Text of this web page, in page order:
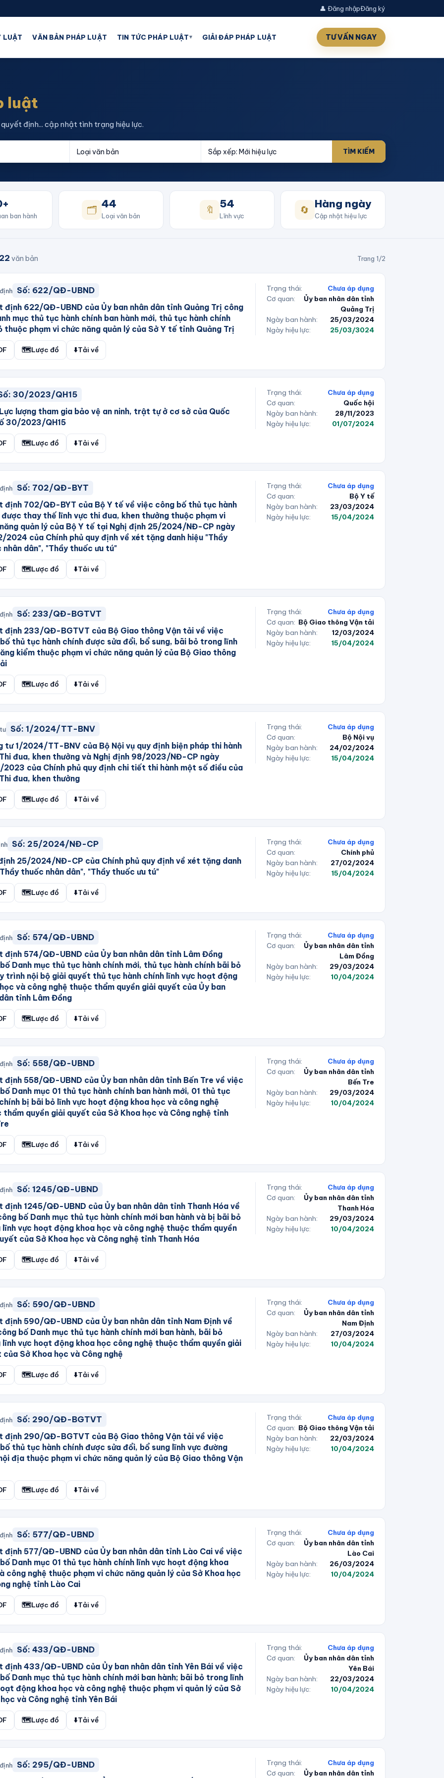
👤 Đăng nhậpĐăng ký
LUẬT VĂN BẢN PHÁP LUẬT TIN TỨC PHÁP LUẬT▾ GIẢI ĐÁP PHÁP LUẬT TƯ VẤN NGAY
luật
định... cập nhật tình trạng hiệu lực.
TÌM KIẾM
ban hành 🗂️ 44
Loại văn bản 🔖 54
Lĩnh vực 🔄 Hàng ngày
Cập nhật hiệu lực
22 văn bản Trang 1/2
Số: 622/QĐ-UBND
định 622/QĐ-UBND của Ủy ban nhân dân tỉnh Quảng Trị công
mục thủ tục hành chính ban hành mới, thủ tục hành chính
thuộc phạm vi chức năng quản lý của Sở Y tế tỉnh Quảng Trị
🗺️Lược đồ ⬇️Tải về
Trạng thái:
Chưa áp dụng
Cơ quan:
Ủy ban nhân dân tỉnh
Quảng Trị
Ngày ban hành:
25/03/2024
Ngày hiệu lực:
25/03/3024
30/2023/QH15
lượng tham gia bảo vệ an ninh, trật tự ở cơ sở của Quốc
30/2023/QH15
🗺️Lược đồ ⬇️Tải về
Trạng thái:
Chưa áp dụng
Cơ quan:
Quốc hội
Ngày ban hành:
28/11/2023
Ngày hiệu lực:
01/07/2024
Số: 702/QĐ-BYT
định 702/QĐ-BYT của Bộ Y tế về việc công bố thủ tục hành
được thay thế lĩnh vực thi đua, khen thưởng thuộc phạm vi
quản lý của Bộ Y tế tại Nghị định 25/2024/NĐ-CP ngày
2024 của Chính phủ quy định về xét tặng danh hiệu "Thầy
nhân dân", "Thầy thuốc ưu tú"
🗺️Lược đồ ⬇️Tải về
Trạng thái:
Chưa áp dụng
Cơ quan:
Bộ Y tế
Ngày ban hành:
23/03/2024
Ngày hiệu lực:
15/04/2024
Số: 233/QĐ-BGTVT
định 233/QĐ-BGTVT của Bộ Giao thông Vận tải về việc
thủ tục hành chính được sửa đổi, bổ sung, bãi bỏ trong lĩnh
kiểm thuộc phạm vi chức năng quản lý của Bộ Giao thông
🗺️Lược đồ ⬇️Tải về
Trạng thái:
Chưa áp dụng
Cơ quan: Bộ Giao thông Vận tải
Ngày ban hành:
12/03/2024
Ngày hiệu lực:
15/04/2024
Số: 1/2024/TT-BNV
tư 1/2024/TT-BNV của Bộ Nội vụ quy định biện pháp thi hành
đua, khen thưởng và Nghị định 98/2023/NĐ-CP ngày
2023 của Chính phủ quy định chi tiết thi hành một số điều của
đua, khen thưởng
🗺️Lược đồ ⬇️Tải về
Trạng thái:
Chưa áp dụng
Cơ quan:
Bộ Nội vụ
Ngày ban hành:
24/02/2024
Ngày hiệu lực:
15/04/2024
Số: 25/2024/NĐ-CP
25/2024/NĐ-CP của Chính phủ quy định về xét tặng danh
thuốc nhân dân", "Thầy thuốc ưu tú"
🗺️Lược đồ ⬇️Tải về
Trạng thái:
Chưa áp dụng
Cơ quan:
Chính phủ
Ngày ban hành:
27/02/2024
Ngày hiệu lực:
15/04/2024
Số: 574/QĐ-UBND
định 574/QĐ-UBND của Ủy ban nhân dân tỉnh Lâm Đồng
Danh mục thủ tục hành chính mới, thủ tục hành chính bãi bỏ
trình nội bộ giải quyết thủ tục hành chính lĩnh vực hoạt động
và công nghệ thuộc thẩm quyền giải quyết của Ủy ban
tỉnh Lâm Đồng
🗺️Lược đồ ⬇️Tải về
Trạng thái:
Chưa áp dụng
Cơ quan:
Ủy ban nhân dân tỉnh
Lâm Đồng
Ngày ban hành:
29/03/2024
Ngày hiệu lực:
10/04/2024
Số: 558/QĐ-UBND
định 558/QĐ-UBND của Ủy ban nhân dân tỉnh Bến Tre về việc
Danh mục 01 thủ tục hành chính ban hành mới, 01 thủ tục
bị bãi bỏ lĩnh vực hoạt động khoa học và công nghệ
thẩm quyền giải quyết của Sở Khoa học và Công nghệ tỉnh
🗺️Lược đồ ⬇️Tải về
Trạng thái:
Chưa áp dụng
Cơ quan:
Ủy ban nhân dân tỉnh
Bến Tre
Ngày ban hành:
29/03/2024
Ngày hiệu lực:
10/04/2024
Số: 1245/QĐ-UBND
định 1245/QĐ-UBND của Ủy ban nhân dân tỉnh Thanh Hóa về
bố Danh mục thủ tục hành chính mới ban hành và bị bãi bỏ
vực hoạt động khoa học và công nghệ thuộc thẩm quyền
của Sở Khoa học và Công nghệ tỉnh Thanh Hóa
🗺️Lược đồ ⬇️Tải về
Trạng thái:
Chưa áp dụng
Cơ quan:
Ủy ban nhân dân tỉnh
Thanh Hóa
Ngày ban hành:
29/03/2024
Ngày hiệu lực:
10/04/2024
Số: 590/QĐ-UBND
định 590/QĐ-UBND của Ủy ban nhân dân tỉnh Nam Định về
bố Danh mục thủ tục hành chính mới ban hành, bãi bỏ
vực hoạt động khoa học công nghệ thuộc thẩm quyền giải
của Sở Khoa học và Công nghệ
🗺️Lược đồ ⬇️Tải về
Trạng thái:
Chưa áp dụng
Cơ quan:
Ủy ban nhân dân tỉnh
Nam Định
Ngày ban hành:
27/03/2024
Ngày hiệu lực:
10/04/2024
Số: 290/QĐ-BGTVT
định 290/QĐ-BGTVT của Bộ Giao thông Vận tải về việc
thủ tục hành chính được sửa đổi, bổ sung lĩnh vực đường
địa thuộc phạm vi chức năng quản lý của Bộ Giao thông Vận
🗺️Lược đồ ⬇️Tải về
Trạng thái:
Chưa áp dụng
Cơ quan: Bộ Giao thông Vận tải
Ngày ban hành:
22/03/2024
Ngày hiệu lực:
10/04/2024
Số: 577/QĐ-UBND
định 577/QĐ-UBND của Ủy ban nhân dân tỉnh Lào Cai về việc
Danh mục 01 thủ tục hành chính lĩnh vực hoạt động khoa
công nghệ thuộc phạm vi chức năng quản lý của Sở Khoa học
nghệ tỉnh Lào Cai
🗺️Lược đồ ⬇️Tải về
Trạng thái:
Chưa áp dụng
Cơ quan:
Ủy ban nhân dân tỉnh
Lào Cai
Ngày ban hành:
26/03/2024
Ngày hiệu lực:
10/04/2024
Số: 433/QĐ-UBND
định 433/QĐ-UBND của Ủy ban nhân dân tỉnh Yên Bái về việc
Danh mục thủ tục hành chính mới ban hành; bãi bỏ trong lĩnh
động khoa học và công nghệ thuộc phạm vi quản lý của Sở
và Công nghệ tỉnh Yên Bái
🗺️Lược đồ ⬇️Tải về
Trạng thái:
Chưa áp dụng
Cơ quan:
Ủy ban nhân dân tỉnh
Yên Bái
Ngày ban hành:
22/03/2024
Ngày hiệu lực:
10/04/2024
Số: 295/QĐ-UBND
Trạng thái:
Chưa áp dụng
Cơ quan:
Ủy ban nhân dân tỉnh